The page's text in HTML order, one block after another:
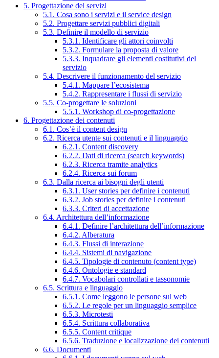
5. Progettazione dei servizi
5.1. Cosa sono i servizi e il service design
5.2. Progettare servizi pubblici digitali
5.3. Definire il modello di servizio
5.3.1. Identificare gli attori coinvolti
5.3.2. Formulare la proposta di valore
5.3.3. Inquadrare gli elementi costitutivi del
servizio
5.4. Descrivere il funzionamento del servizio
5.4.1. Mappare l’ecosistema
5.4.2. Rappresentare i flussi di servizio
5.5. Co-progettare le soluzioni
5.5.1. Workshop di co-progettazione
6. Progettazione dei contenuti
6.1. Cos’è il content design
6.2. Ricerca utente sui contenuti e il linguaggio
6.2.1. Content discovery
6.2.2. Dati di ricerca (search keywords)
6.2.3. Ricerca tramite analytics
6.2.4. Ricerca sui forum
6.3. Dalla ricerca ai bisogni degli utenti
6.3.1. User stories per definire i contenuti
6.3.2. Job stories per definire i contenuti
6.3.3. Criteri di accettazione
6.4. Architettura dell’informazione
6.4.1. Definire l’architettura dell’informazione
6.4.2. Alberatura
6.4.3. Flussi di interazione
6.4.4. Sistemi di navigazione
6.4.5. Tipologie di contenuto (content type)
6.4.6. Ontologie e standard
6.4.7. Vocabolari controllati e tassonomie
6.5. Scrittura e linguaggio
6.5.1. Come leggono le persone sul web
6.5.2. Le regole per un linguaggio semplice
6.5.3. Microtesti
6.5.4. Scrittura collaborativa
6.5.5. Content critique
6.5.6. Traduzione e localizzazione dei contenuti
6.6. Documenti